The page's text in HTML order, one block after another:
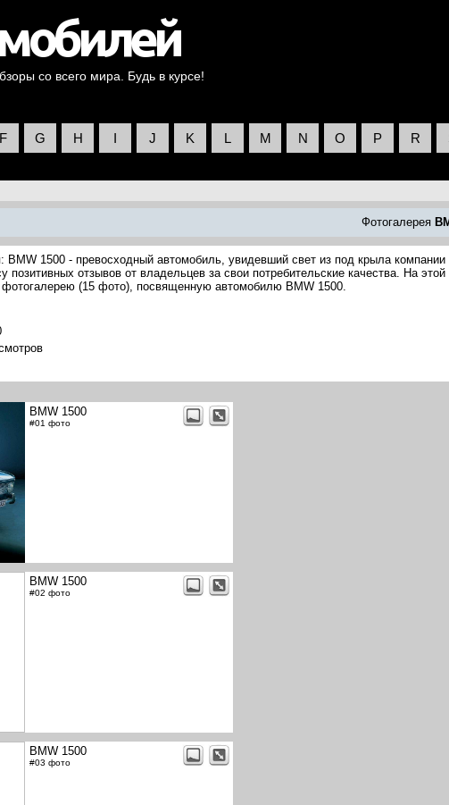
со всего мира. Будь в курсе!
F G H I J K L M N O P R
Фотогалерея
BMW 1500 - превосходный автомобиль, увидевший свет из под крыла компании
отзывов от владельцев за свои потребительские качества. На этой
(15 фото), посвященную автомобилю BMW 1500.
BMW 1500
#01 фото
BMW 1500
#02 фото
BMW 1500
#03 фото